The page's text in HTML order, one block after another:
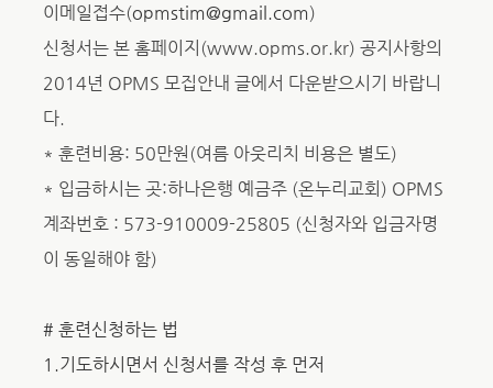
이메일접수(opmstim@gmail.com)
신청서는 본 홈페이지(www.opms.or.kr) 공지사항의
2014년 OPMS 모집안내 글에서 다운받으시기 바랍니
다.
* 훈련비용: 50만원(여름 아웃리치 비용은 별도)
* 입금하시는 곳:하나은행 예금주 (온누리교회) OPMS
계좌번호 : 573-910009-25805 (신청자와 입금자명
이 동일해야 함)
# 훈련신청하는 법
1.기도하시면서 신청서를 작성 후 먼저